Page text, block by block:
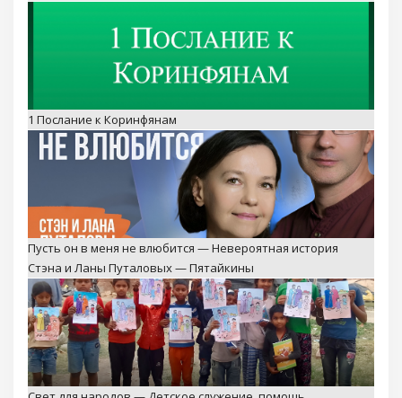
1 Послание к Коринфянам
Пусть он в меня не влюбится — Невероятная история
Стэна и Ланы Путаловых — Пятайкины